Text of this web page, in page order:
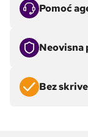
Pomoć
Neovisna
Bez